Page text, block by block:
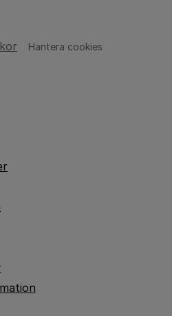
Hantera cookies